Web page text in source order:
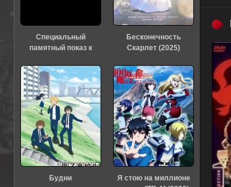
Специальный
памятный показ к
«Евангелиона» (2026)
Бесконечность
Скарлет (2025)
Будни
Я стою на миллионе